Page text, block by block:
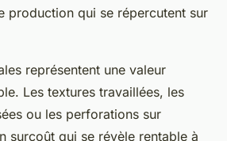
production qui se répercutent sur
représentent une valeur
Les textures travaillées, les
ou les perforations sur
surcoût qui se révèle rentable à